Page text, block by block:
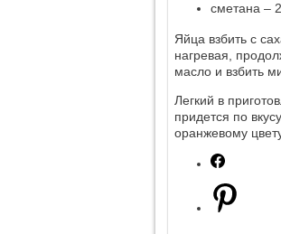
сметана –
Яйца взбить с
нагревая,
масло и взбить
Легкий в
придется по
оранжевому